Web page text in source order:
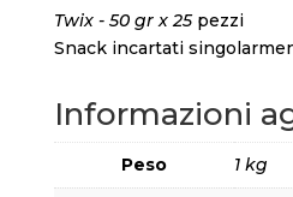
Twix - 50 gr x 25 pezzi
Snack incartati
Informazioni
Peso 1 kg